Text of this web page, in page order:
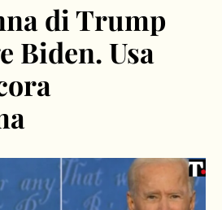
di Trump
Biden. Usa